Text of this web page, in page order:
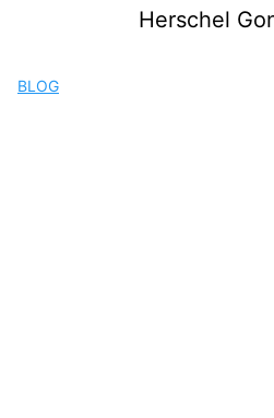
Herschel
BLOG